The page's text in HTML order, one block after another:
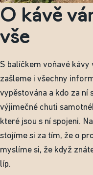
O kávě
vše
S balíčkem voňavé
zašleme i všechny
vypěstována a kdo za ní
výjimečné chuti
které jsou s ní spojeni.
stojíme si za tím, že o
myslíme si, že když
líp.